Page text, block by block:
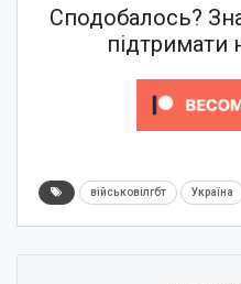
Сподобалось?
підтримати
військовілгбт Україна